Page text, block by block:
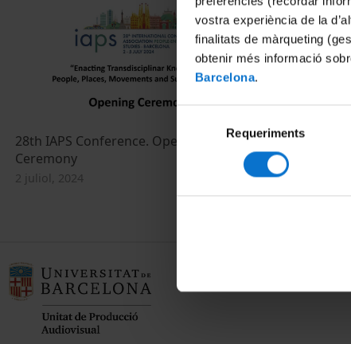
vostra experiència de la
finalitats de màrqueting
obtenir més informació
Barcelona.
consentiment
Requeriments
28th IAPS Conference. Opening
Ceremony
2 juliol, 2024
Inauguració
27 maig, 2024